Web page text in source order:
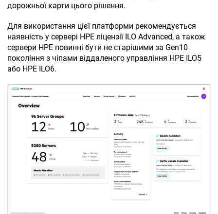
дорожньої карти цього рішення.
Для використання цієї платформи рекомендується
наявність у сервері HPE ліцензії ILO Advanced, а також
сервери HPE повинні бути не старішими за Gen10
покоління з чіпами віддаленого управління HPE ILO5
або HPE ILO6.